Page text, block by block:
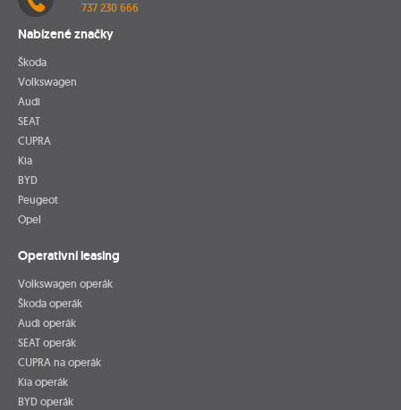
737 230 666
Nabízené značky
Škoda
Volkswagen
Audi
SEAT
CUPRA
Kia
BYD
Peugeot
Opel
Operativní leasing
Volkswagen operák
Škoda operák
Audi operák
SEAT operák
CUPRA na operák
Kia operák
BYD operák